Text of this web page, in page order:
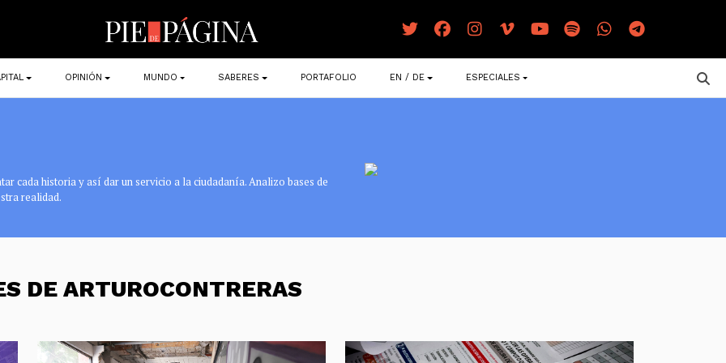
OPINIÓN MUNDO SABERES PORTAFOLIO EN / DE ESPECIALES
cada historia y así dar un servicio a la ciudadanía. Analizo bases de
realidad.
DE ARTUROCONTRERAS